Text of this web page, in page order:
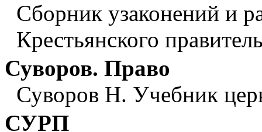
Сборник узаконений и
Крестьянского
Суворов. Право
Суворов Н. Учебник
СУРП